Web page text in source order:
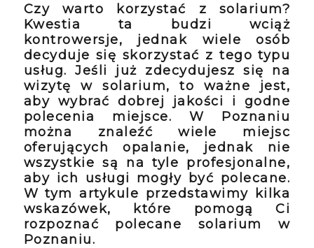
Czy warto korzystać z solarium?
Kwestia ta budzi wciąż
kontrowersje, jednak wiele osób
decyduje się skorzystać z tego typu
usług. Jeśli już zdecydujesz się na
wizytę w solarium, to ważne jest,
aby wybrać dobrej jakości i godne
polecenia miejsce. W Poznaniu
można znaleźć wiele miejsc
oferujących opalanie, jednak nie
wszystkie są na tyle profesjonalne,
aby ich usługi mogły być polecane.
W tym artykule przedstawimy kilka
wskazówek, które pomogą Ci
rozpoznać polecane solarium w
Poznaniu.